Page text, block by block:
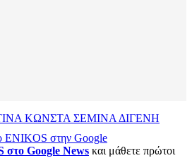
ΚΩΝΣΤΑ ΣΕΜΙΝΑ ΔΙΓΕΝΗ
ENIKOS στην Google
στο Google News και μάθετε πρώτοι